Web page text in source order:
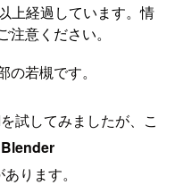
上経過しています。情
意ください。
若槻です。
試してみましたが、こ
Blender
ります。